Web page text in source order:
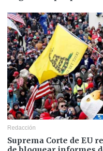
Redacción
Suprema Corte de EU